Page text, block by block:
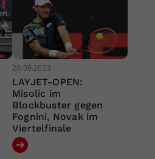
20.09.2023
LAYJET-OPEN:
Misolic im
Blockbuster gegen
Fognini, Novak im
Viertelfinale